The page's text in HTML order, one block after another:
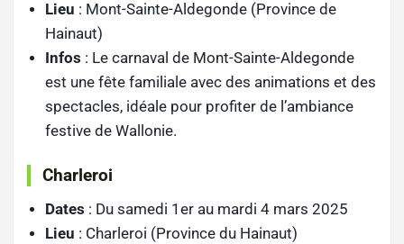
Lieu : Mont-Sainte-Aldegonde (Province de
Hainaut)
Infos : Le carnaval de Mont-Sainte-Aldegonde
est une fête familiale avec des animations et des
spectacles, idéale pour profiter de l’ambiance
festive de Wallonie.
Charleroi
Dates : Du samedi 1er au mardi 4 mars 2025
Lieu : Charleroi (Province du Hainaut)